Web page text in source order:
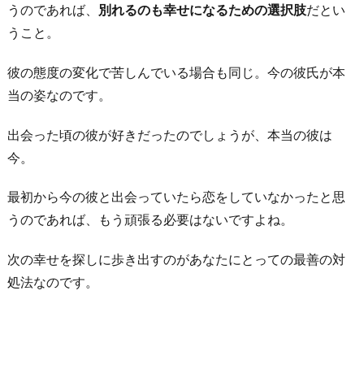
うのであれば、 別れるのも幸せになるための選択肢だとい
うこと。
彼の態度の変化で苦しんでいる場合も同じ。今の彼氏が本
当の姿なのです。
出会った頃の彼が好きだったのでしょうが、本当の彼は
今。
最初から今の彼と出会っていたら恋をしていなかったと思
うのであれば、もう頑張る必要はないですよね。
次の幸せを探しに歩き出すのがあなたにとっての最善の対
処法なのです。